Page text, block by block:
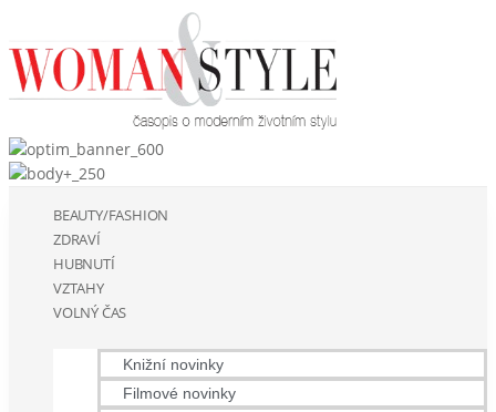
BEAUTY/FASHION
ZDRAVÍ
HUBNUTÍ
VZTAHY
VOLNÝ ČAS
Knižní novinky
Filmové novinky